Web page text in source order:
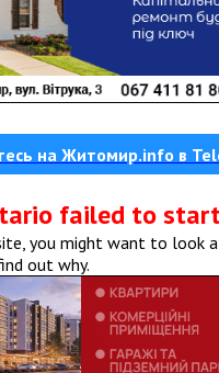
на Житомир.info в
failed to
you might want to look
out why.